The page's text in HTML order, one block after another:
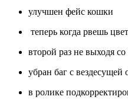
улучшен фейс кошки
теперь когда рвешь
второй раз не выходя
убран баг с
в ролике